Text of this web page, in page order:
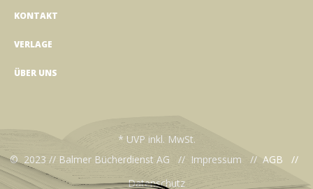
KONTAKT
VERLAGE
ÜBER UNS
* UVP inkl. MwSt.
© 2023 // Balmer Bücherdienst AG // Impressum // AGB //
Datenschutz